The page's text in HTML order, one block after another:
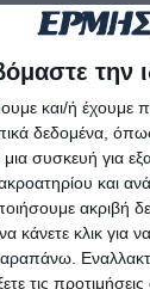
την
και/ή
δεδομένα,
συσκευή για
και
ακριβή
κλικ για
τις
τ.μ.
Πρόκειται
στον
και ένα
οίκημα.
και η